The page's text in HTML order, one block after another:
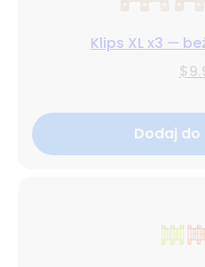
Klips XL x3 —
Dodaj do